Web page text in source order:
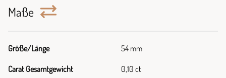
Maße
Größe/Länge 54 mm
Carat Gesamtgewicht 0,10 ct